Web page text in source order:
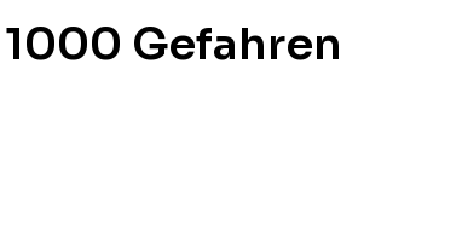
Gefahren